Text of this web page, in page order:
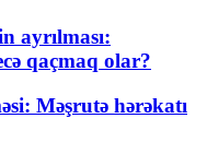
ayrılması:
qaçmaq olar?
Məşrutə hərəkatı